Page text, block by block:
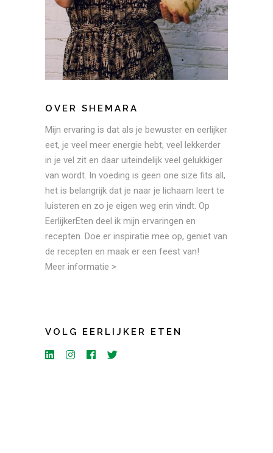
OVER SHEMARA
Mijn ervaring is dat als je bewuster en eerlijker
eet, je veel meer energie hebt, veel lekkerder
in je vel zit en daar uiteindelijk veel gelukkiger
van wordt. In voeding is geen one size fits all,
het is belangrijk dat je naar je lichaam leert te
luisteren en zo je eigen weg erin vindt. Op
EerlijkerEten deel ik mijn ervaringen en
recepten. Doe er inspiratie mee op, geniet van
de recepten en maak er een feest van!
Meer informatie >
VOLG EERLIJKER ETEN